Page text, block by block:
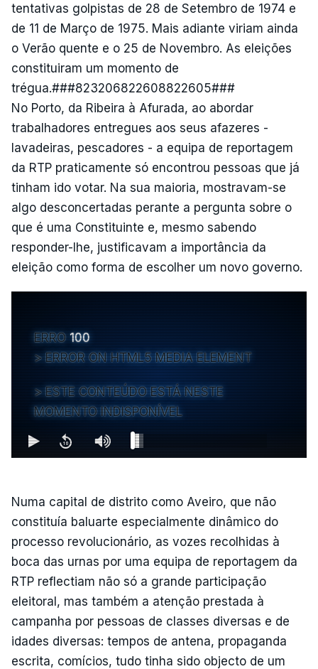
tentativas golpistas de 28 de Setembro de 1974 e
de 11 de Março de 1975. Mais adiante viriam ainda
o Verão quente e o 25 de Novembro. As eleições
constituiram um momento de
trégua.###823206822608822605###
No Porto, da Ribeira à Afurada, ao abordar
trabalhadores entregues aos seus afazeres -
lavadeiras, pescadores - a equipa de reportagem
da RTP praticamente só encontrou pessoas que já
tinham ido votar. Na sua maioria, mostravam-se
algo desconcertadas perante a pergunta sobre o
que é uma Constituinte e, mesmo sabendo
responder-lhe, justificavam a importância da
eleição como forma de escolher um novo governo.
ERRO 100
ERROR ON HTML5 MEDIA ELEMENT
ESTE CONTEÚDO ESTÁ NESTE
MOMENTO INDISPONÍVEL
Numa capital de distrito como Aveiro, que não
constituía baluarte especialmente dinâmico do
processo revolucionário, as vozes recolhidas à
boca das urnas por uma equipa de reportagem da
RTP reflectiam não só a grande participação
eleitoral, mas também a atenção prestada à
campanha por pessoas de classes diversas e de
idades diversas: tempos de antena, propaganda
escrita, comícios, tudo tinha sido objecto de um